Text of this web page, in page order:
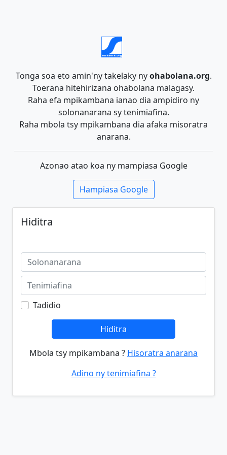
Tonga soa eto amin'ny takelaky nyohabolana.org.
Toerana hitehirizana ohabolana malagasy.
Raha efa mpikambana ianao dia ampidiro ny
solonanarana sy tenimiafina.
Raha mbola tsy mpikambana dia afaka misoratra
anarana.
Azonao atao koa ny mampiasa Google
Hampiasa Google
Hiditra
Tadidio
Hiditra
Mbola tsy mpikambana ? Hisoratra anarana
Adino ny tenimiafina ?